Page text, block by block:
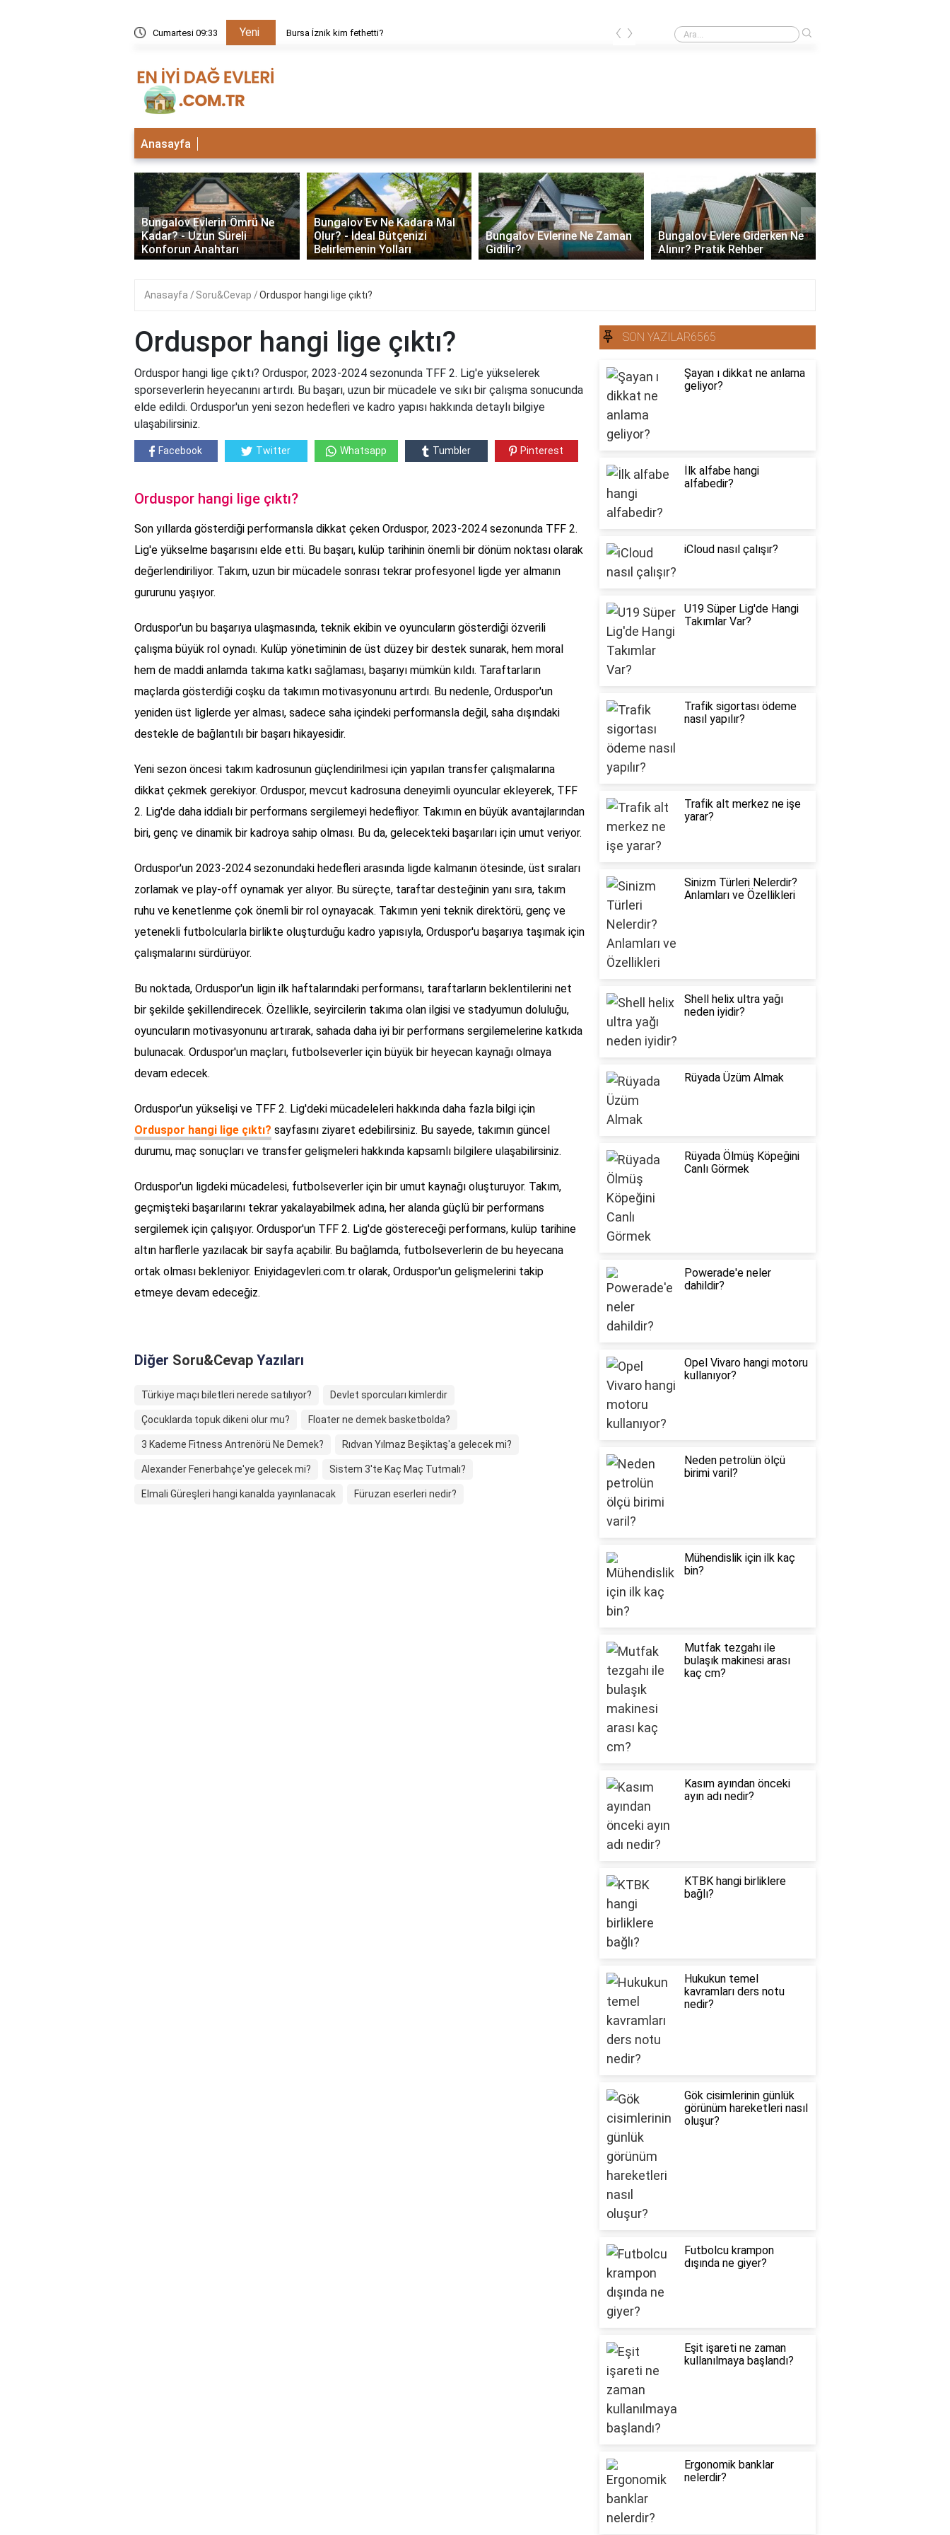
Cumartesi 09:33 Yeni Bursa İznik kim fethetti? Ahşap ev mi pahalı beton ev mi?
‹ ›
Anasayfa
Bungalov Evlerin Ömrü Ne
Kadar? - Uzun Süreli
Konforun Anahtarı
Bungalov Ev Ne Kadara Mal
Olur? - İdeal Bütçenizi
Belirlemenin Yolları
Bungalov Evlerine Ne Zaman
Gidilir?
Bungalov Evlere Giderken Ne
Alınır? Pratik Rehber
‹ ›
Anasayfa Soru&Cevap Orduspor hangi lige çıktı?
Orduspor hangi lige çıktı?
Orduspor hangi lige çıktı? Orduspor, 2023-2024 sezonunda TFF 2. Lig'e yükselerek
sporseverlerin heyecanını artırdı. Bu başarı, uzun bir mücadele ve sıkı bir çalışma sonucunda
elde edildi. Orduspor'un yeni sezon hedefleri ve kadro yapısı hakkında detaylı bilgiye
ulaşabilirsiniz.
Facebook Twitter Whatsapp Tumbler Pinterest
Orduspor hangi lige çıktı?
Son yıllarda gösterdiği performansla dikkat çeken Orduspor, 2023-2024 sezonunda TFF 2.
Lig'e yükselme başarısını elde etti. Bu başarı, kulüp tarihinin önemli bir dönüm noktası olarak
değerlendiriliyor. Takım, uzun bir mücadele sonrası tekrar profesyonel ligde yer almanın
gururunu yaşıyor.
Orduspor'un bu başarıya ulaşmasında, teknik ekibin ve oyuncuların gösterdiği özverili
çalışma büyük rol oynadı. Kulüp yönetiminin de üst düzey bir destek sunarak, hem moral
hem de maddi anlamda takıma katkı sağlaması, başarıyı mümkün kıldı. Taraftarların
maçlarda gösterdiği coşku da takımın motivasyonunu artırdı. Bu nedenle, Orduspor'un
yeniden üst liglerde yer alması, sadece saha içindeki performansla değil, saha dışındaki
destekle de bağlantılı bir başarı hikayesidir.
Yeni sezon öncesi takım kadrosunun güçlendirilmesi için yapılan transfer çalışmalarına
dikkat çekmek gerekiyor. Orduspor, mevcut kadrosuna deneyimli oyuncular ekleyerek, TFF
2. Lig'de daha iddialı bir performans sergilemeyi hedefliyor. Takımın en büyük avantajlarından
biri, genç ve dinamik bir kadroya sahip olması. Bu da, gelecekteki başarıları için umut veriyor.
Orduspor'un 2023-2024 sezonundaki hedefleri arasında ligde kalmanın ötesinde, üst sıraları
zorlamak ve play-off oynamak yer alıyor. Bu süreçte, taraftar desteğinin yanı sıra, takım
ruhu ve kenetlenme çok önemli bir rol oynayacak. Takımın yeni teknik direktörü, genç ve
yetenekli futbolcularla birlikte oluşturduğu kadro yapısıyla, Orduspor'u başarıya taşımak için
çalışmalarını sürdürüyor.
Bu noktada, Orduspor'un ligin ilk haftalarındaki performansı, taraftarların beklentilerini net
bir şekilde şekillendirecek. Özellikle, seyircilerin takıma olan ilgisi ve stadyumun doluluğu,
oyuncuların motivasyonunu artırarak, sahada daha iyi bir performans sergilemelerine katkıda
bulunacak. Orduspor'un maçları, futbolseverler için büyük bir heyecan kaynağı olmaya
devam edecek.
Orduspor'un yükselişi ve TFF 2. Lig'deki mücadeleleri hakkında daha fazla bilgi için
Orduspor hangi lige çıktı? sayfasını ziyaret edebilirsiniz. Bu sayede, takımın güncel
durumu, maç sonuçları ve transfer gelişmeleri hakkında kapsamlı bilgilere ulaşabilirsiniz.
Orduspor'un ligdeki mücadelesi, futbolseverler için bir umut kaynağı oluşturuyor. Takım,
geçmişteki başarılarını tekrar yakalayabilmek adına, her alanda güçlü bir performans
sergilemek için çalışıyor. Orduspor'un TFF 2. Lig'de göstereceği performans, kulüp tarihine
altın harflerle yazılacak bir sayfa açabilir. Bu bağlamda, futbolseverlerin de bu heyecana
ortak olması bekleniyor. Eniyidagevleri.com.tr olarak, Orduspor'un gelişmelerini takip
etmeye devam edeceğiz.
Diğer Soru&Cevap Yazıları
Türkiye maçı biletleri nerede satılıyor? Devlet sporcuları kimlerdir
Çocuklarda topuk dikeni olur mu? Floater ne demek basketbolda?
3 Kademe Fitness Antrenörü Ne Demek? Rıdvan Yılmaz Beşiktaş'a gelecek mi?
Alexander Fenerbahçe'ye gelecek mi? Sistem 3'te Kaç Maç Tutmalı?
Elmali Güreşleri hangi kanalda yayınlanacak Füruzan eserleri nedir?
SON YAZILAR6565
Şayan ı dikkat ne anlama
geliyor?
İlk alfabe hangi
alfabedir?
iCloud nasıl çalışır?
U19 Süper Lig'de Hangi
Takımlar Var?
Trafik sigortası ödeme
nasıl yapılır?
Trafik alt merkez ne işe
yarar?
Sinizm Türleri Nelerdir?
Anlamları ve Özellikleri
Shell helix ultra yağı
neden iyidir?
Rüyada Üzüm Almak
Rüyada Ölmüş Köpeğini
Canlı Görmek
Powerade'e neler
dahildir?
Opel Vivaro hangi motoru
kullanıyor?
Neden petrolün ölçü
birimi varil?
Mühendislik için ilk kaç
bin?
Mutfak tezgahı ile
bulaşık makinesi arası
kaç cm?
Kasım ayından önceki
ayın adı nedir?
KTBK hangi birliklere
bağlı?
Hukukun temel
kavramları ders notu
nedir?
Gök cisimlerinin günlük
görünüm hareketleri nasıl
oluşur?
Futbolcu krampon
dışında ne giyer?
Eşit işareti ne zaman
kullanılmaya başlandı?
Ergonomik banklar
nelerdir?